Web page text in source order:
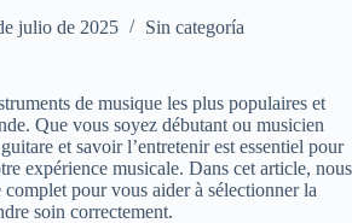
julio de 2025 Sin categoría
de musique les plus populaires et
Que vous soyez débutant ou musicien
et savoir l’entretenir est essentiel pour
expérience musicale. Dans cet article, nous
pour vous aider à sélectionner la
soin correctement.